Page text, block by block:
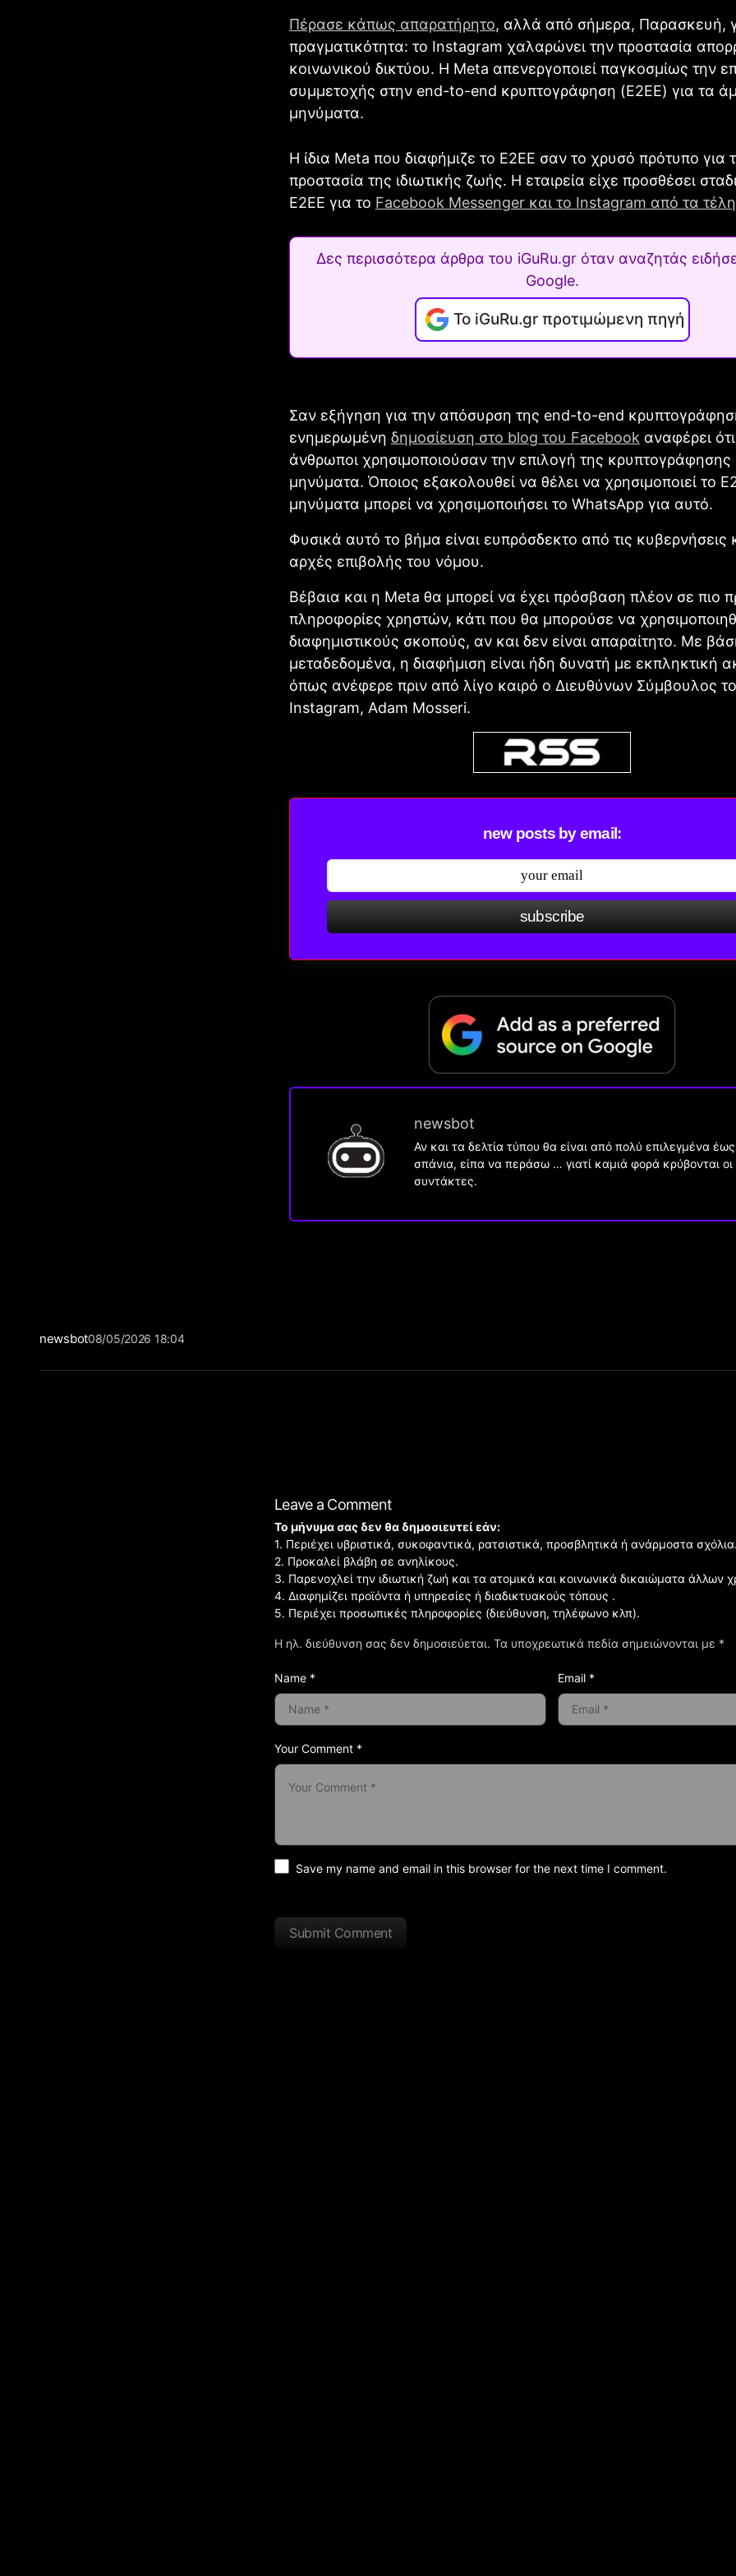
Πέρασε κάπως απαρατήρητο, αλλά από σήμερα, Παρασκευή,
πραγματικότητα: το Instagram χαλαρώνει την προστασία
κοινωνικού δικτύου. Η Meta απενεργοποιεί παγκοσμίως την
συμμετοχής στην end-to-end κρυπτογράφηση (E2EE) για τα
μηνύματα.
Η ίδια Meta που διαφήμιζε το E2EE σαν το χρυσό πρότυπο για
προστασία της ιδιωτικής ζωής. Η εταιρεία είχε προσθέσει
E2EE για το Facebook Messenger και το Instagram από τα
Δες περισσότερα άρθρα του iGuRu.gr όταν αναζητάς
Google.
Το iGuRu.gr προτιμώμενη πηγή
Σαν εξήγηση για την απόσυρση της end-to-end
ενημερωμένη δημοσίευση στο blog του Facebook αναφέρει
άνθρωποι χρησιμοποιούσαν την επιλογή της
μηνύματα. Όποιος εξακολουθεί να θέλει να χρησιμοποιεί το
μηνύματα μπορεί να χρησιμοποιήσει το WhatsApp για αυτό.
Φυσικά αυτό το βήμα είναι ευπρόσδεκτο από τις κυβερνήσεις
αρχές επιβολής του νόμου.
Βέβαια και η Meta θα μπορεί να έχει πρόσβαση πλέον σε πιο
πληροφορίες χρηστών, κάτι που θα μπορούσε να
διαφημιστικούς σκοπούς, αν και δεν είναι απαραίτητο. Με
μεταδεδομένα, η διαφήμιση είναι ήδη δυνατή με εκπληκτική
όπως ανέφερε πριν από λίγο καιρό ο Διευθύνων Σύμβουλος
Instagram, Adam Mosseri.
new posts by email:
subscribe
newsbot
Αν και τα δελτία τύπου θα είναι από πολύ επιλεγμένα έως
σπάνια, είπα να περάσω … γιατί καμιά φορά κρύβονται οι
συντάκτες.
newsbot08/05/2026 18:04
Leave a Comment
Η ηλ. διεύθυνση σας δεν δημοσιεύεται. Τα υποχρεωτικά πεδία σημειώνονται με *
Your Comment *
Το μήνυμα σας δεν θα δημοσιευτεί εάν:
1. Περιέχει υβριστικά, συκοφαντικά, ρατσιστικά, προσβλητικά ή ανάρμοστα σχόλια.
2. Προκαλεί βλάβη σε ανηλίκους.
3. Παρενοχλεί την ιδιωτική ζωή και τα ατομικά και κοινωνικά δικαιώματα άλλων
4. Διαφημίζει προϊόντα ή υπηρεσίες ή διαδικτυακούς τόπους .
5. Περιέχει προσωπικές πληροφορίες (διεύθυνση, τηλέφωνο κλπ).
Name * Email *
Save my name and email in this browser for the next time I comment.
Submit Comment